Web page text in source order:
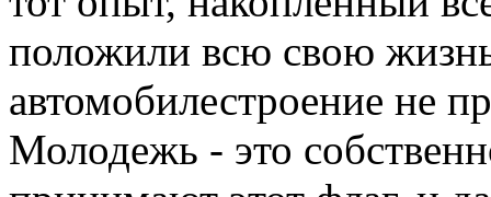
положили всю свою
автомобилестроение не
Молодежь - это